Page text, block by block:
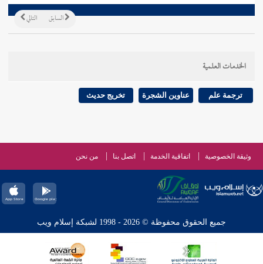
التالي السابق
الخدمات العلمية
ترجمة علم عناوين الشجرة تخريج حديث
وثيقة الخصوصية اتفاقية الخدمة اتصل بنا من نحن
جميع الحقوق محفوظة © 2026 - 1998 لشبكة إسلام ويب